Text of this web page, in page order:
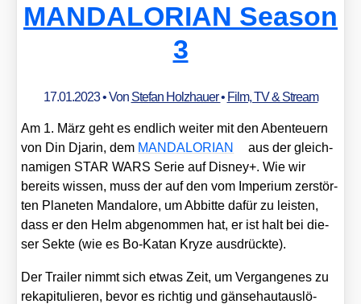
MANDALORIAN Season
3
17.01.2023• Von Stefan Holzhauer• Film, TV & Stream
Am 1. März geht es end­lich wei­ter mit den Aben­teu­ern
von Din Dja­rin, dem MANDALORIAN
aus der gleich­
na­mi­gen STAR WARS Serie auf Dis­ney+. Wie wir
bereits wis­sen, muss der auf den vom Impe­ri­um zer­stör­
ten Pla­ne­ten Man­dalo­re, um Abbit­te dafür zu leis­ten,
dass er den Helm abge­nom­men hat, er ist halt bei die­
ser Sek­te (wie es Bo-Katan Kry­ze aus­drück­te).
Der Trai­ler nimmt sich etwas Zeit, um Ver­gan­ge­nes zu
reka­pi­tu­lie­ren, bevor es rich­tig und gän­se­haut­aus­lö­